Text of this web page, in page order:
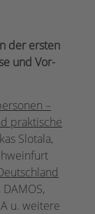
der ersten
und Vor-
–
praktische
Slotala,
DAMOS,
u. weitere